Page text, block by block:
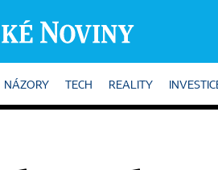
NÁZORY TECH REALITY